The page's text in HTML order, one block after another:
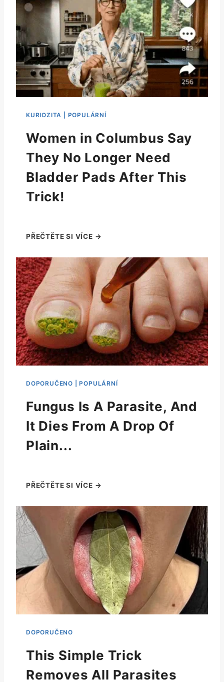
Women in Columbus Say
They No Longer Need
Bladder Pads After This
Trick!
Fungus Is A Parasite, And
It Dies From A Drop Of
Plain...
This Simple Trick
Removes All Parasites